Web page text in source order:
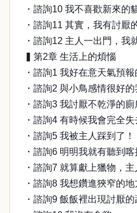
・諮詢10 我不喜歡新來的
・諮詢11 其實，我有討厭
・諮詢12 主人一出門，我
▍第2章 生活上的煩惱
・諮詢1 我好在意天氣預
・諮詢2 與小鳥感情很好
・諮詢3 我討厭不乾淨的廁
・諮詢4 有時候我會完全失
・諮詢5 我被主人踩到了！
・諮詢6 明明我就有聽到
・諮詢7 就算獻上獵物，
・諮詢8 我想鑽進狹窄的地
・諮詢9 飯飯裡出現討厭的